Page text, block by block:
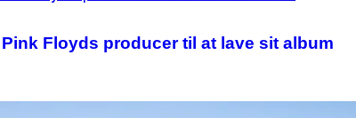
Floyds producer til at lave sit album